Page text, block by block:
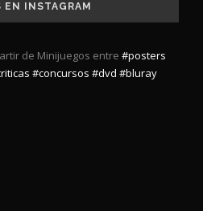
EN INSTAGRAM
de Minijuegos entre #posters
#concursos #dvd #bluray